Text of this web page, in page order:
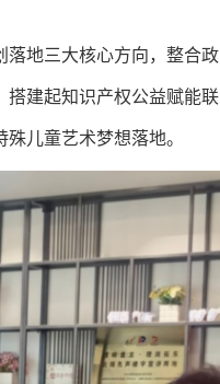
落地三大核心方向，整合政
搭建起知识产权公益赋能联
儿童艺术梦想落地。